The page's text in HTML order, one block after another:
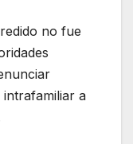
no fue
a